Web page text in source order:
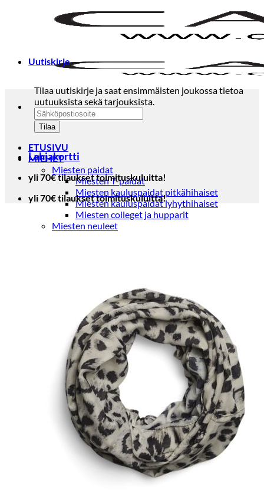
ETUSIVU
MIEHET
Miesten paidat
Miesten T-paidat
Miesten kauluspaidat pitkähihaiset
Miesten kauluspaidat lyhythihaiset
Miesten colleget ja hupparit
Miesten neuleet
Miesten housut
Miesten housut
Miesten farkut
Miesten collegehousut
Miesten shortsit
Miesten asusteet
Vyöt ja olkaimet
Solmiot, rusetit ja taskuliinat
Miesten päähineet, huivit ja käsineet
Miesten yöasut ja alusvaatteet
Miesten alusvaatteet
Miesten sukat
Miesten yöasut
Miesten aamutakit ja kylpytakit
Miesten takit
Miesten nahkatakit
Miesten kevät-ja syystakit
Miesten villakangastakit
Uutiskirje
Tilaa uutiskirje ja saat ensimmäisten joukossa tietoa
uutuuksista sekä tarjouksista.
Lahjakortti
yli 70€ tilaukset toimituskuluitta!
yli 70€ tilaukset toimituskuluitta!